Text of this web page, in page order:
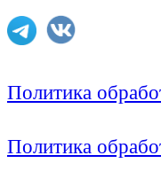
Политика
Политика